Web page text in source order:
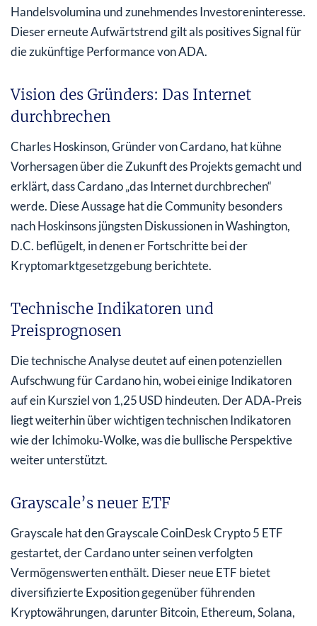
Handelsvolumina und zunehmendes Investoreninteresse.
Dieser erneute Aufwärtstrend gilt als positives Signal für
die zukünftige Performance von ADA.
Vision des Gründers: Das Internet
durchbrechen
Charles Hoskinson, Gründer von Cardano, hat kühne
Vorhersagen über die Zukunft des Projekts gemacht und
erklärt, dass Cardano „das Internet durchbrechen“
werde. Diese Aussage hat die Community besonders
nach Hoskinsons jüngsten Diskussionen in Washington,
D.C. beflügelt, in denen er Fortschritte bei der
Kryptomarktgesetzgebung berichtete.
Technische Indikatoren und
Preisprognosen
Die technische Analyse deutet auf einen potenziellen
Aufschwung für Cardano hin, wobei einige Indikatoren
auf ein Kursziel von 1,25 USD hindeuten. Der ADA‑Preis
liegt weiterhin über wichtigen technischen Indikatoren
wie der Ichimoku‑Wolke, was die bullische Perspektive
weiter unterstützt.
Grayscale’s neuer ETF
Grayscale hat den Grayscale CoinDesk Crypto 5 ETF
gestartet, der Cardano unter seinen verfolgten
Vermögenswerten enthält. Dieser neue ETF bietet
diversifizierte Exposition gegenüber führenden
Kryptowährungen, darunter Bitcoin, Ethereum, Solana,